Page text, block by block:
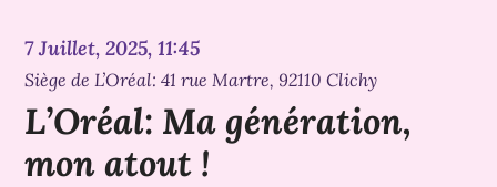
7 Juillet, 2025, 11:45
Siège de L’Oréal: 41 rue Martre, 92110 Clichy
L’Oréal: Ma génération,
mon atout !